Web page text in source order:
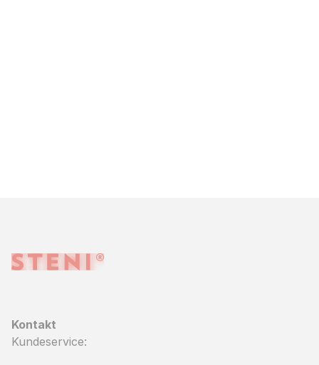
Kontakt
Kundeservice: